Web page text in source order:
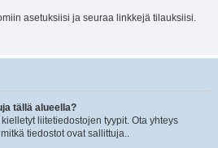
asetuksiisi ja seuraa linkkejä tilauksiisi.
tällä alueella?
liitetiedostojen tyypit. Ota yhteys
tiedostot ovat sallittuja..